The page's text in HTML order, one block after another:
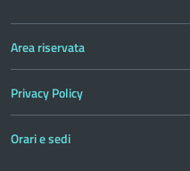
Area riservata
Privacy Policy
Orari e sedi